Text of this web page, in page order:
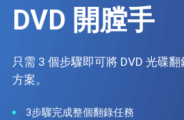
藍光播放器
DVD製作者
支援
DVD 開膛手
只需 3 個步驟即可將 DVD 光碟
方案。
3步驟完成整個翻錄任務